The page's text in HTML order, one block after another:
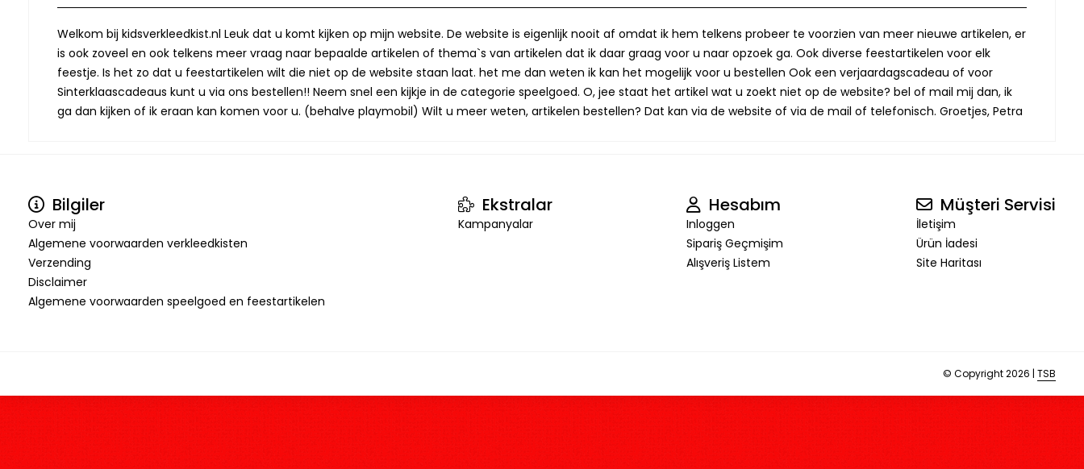
Welkom bij kidsverkleedkist.nl Leuk dat u komt kijken op mijn website. De website is eigenlijk nooit af omdat ik hem telkens probeer te voorzien van meer nieuwe artikelen, er
is ook zoveel en ook telkens meer vraag naar bepaalde artikelen of thema`s van artikelen dat ik daar graag voor u naar opzoek ga. Ook diverse feestartikelen voor elk
feestje. Is het zo dat u feestartikelen wilt die niet op de website staan laat. het me dan weten ik kan het mogelijk voor u bestellen Ook een verjaardagscadeau of voor
Sinterklaascadeaus kunt u via ons bestellen!! Neem snel een kijkje in de categorie speelgoed. O, jee staat het artikel wat u zoekt niet op de website? bel of mail mij dan, ik
ga dan kijken of ik eraan kan komen voor u. (behalve playmobil) Wilt u meer weten, artikelen bestellen? Dat kan via de website of via de mail of telefonisch. Groetjes, Petra
Bilgiler
Over mij
Algemene voorwaarden verkleedkisten
Verzending
Disclaimer
Algemene voorwaarden speelgoed en feestartikelen
Ekstralar
Kampanyalar
Hesabım
Inloggen
Sipariş Geçmişim
Alışveriş Listem
Müşteri Servisi
İletişim
Ürün İadesi
Site Haritası
© Copyright 2026 | TSB